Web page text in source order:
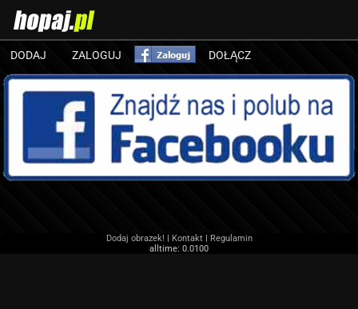
DODAJ ZALOGUJ DOŁĄCZ
Dodaj obrazek! | Kontakt| Regulamin
alltime: 0.0100